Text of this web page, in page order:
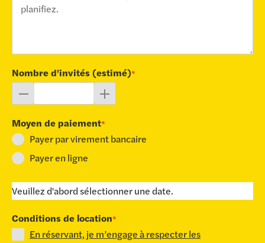
Nombre d'invités (estimé)*
Moyen de paiement*
Payer par virement bancaire
Payer en ligne
Veuillez d'abord sélectionner une date.
Conditions de location*
En réservant, je m’engage à respecter les